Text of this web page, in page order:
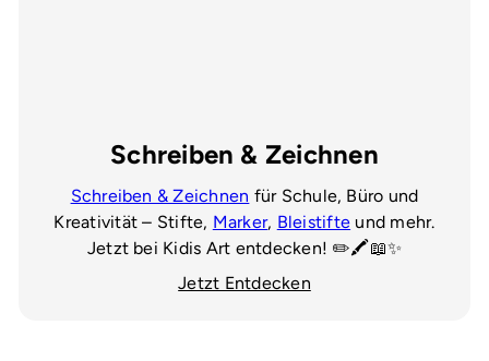
Schreiben & Zeichnen
Schreiben & Zeichnen für Schule, Büro und
Kreativität – Stifte, Marker, Bleistifte und mehr.
Jetzt bei Kidis Art entdecken! ✏️🖍️📖✨
Jetzt Entdecken